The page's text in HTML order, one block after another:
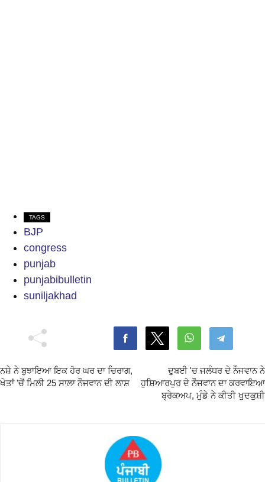
TAGS
BJP
congress
punjab
punjabibulletin
suniljakhad
ਨਸ਼ੇ ਨੇ ਬੁਝਾਇਆ ਇਕ ਹੋਰ ਘਰ ਦਾ ਚਿਰਾਗ,
ਖੇਤਾਂ 'ਚੋਂ ਮਿਲੀ 25 ਸਾਲਾ ਨੌਜਵਾਨ ਦੀ ਲਾਸ਼
ਦੁਬਈ 'ਚ ਜਲੰਧਰ ਦੇ ਨੌਜਵਾਨ ਨੇ
ਹੁਸ਼ਿਆਰਪੁਰ ਦੇ ਨੌਜਵਾਨ ਦਾ ਕਰਵਾਇਆ
ਬ੍ਰੇਕਅਪ, ਮੁੰਡੇ ਨੇ ਕੀਤੀ ਖੁਦਕੁਸ਼ੀ